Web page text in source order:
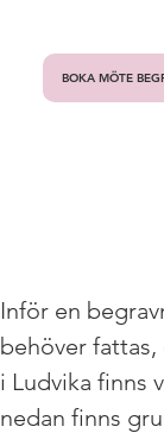
BOKA MÖTE
Inför en
behöver
i Ludvika finns
nedan finns